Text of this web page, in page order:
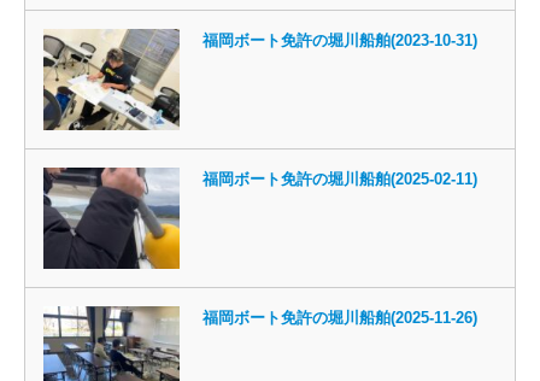
福岡ボート免許の堀川船舶(2023-10-31)
福岡ボート免許の堀川船舶(2025-02-11)
福岡ボート免許の堀川船舶(2025-11-26)